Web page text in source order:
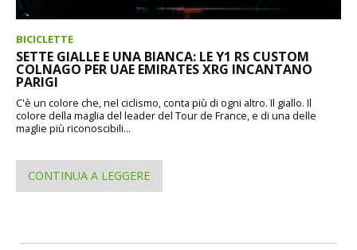
BICICLETTE
SETTE GIALLE E UNA BIANCA: LE Y1 RS CUSTOM
COLNAGO PER UAE EMIRATES XRG INCANTANO
PARIGI
C'è un colore che, nel ciclismo, conta più di ogni altro. Il giallo. Il
colore della maglia del leader del Tour de France, e di una delle
maglie più riconoscibili...
CONTINUA A LEGGERE